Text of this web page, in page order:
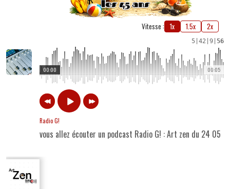
Vitesse : 1x 1.5x 2x
5 42 9 56
00:05
00:00
Radio G!
vous allez écouter un podcast Radio G! : Art zen du 24 05